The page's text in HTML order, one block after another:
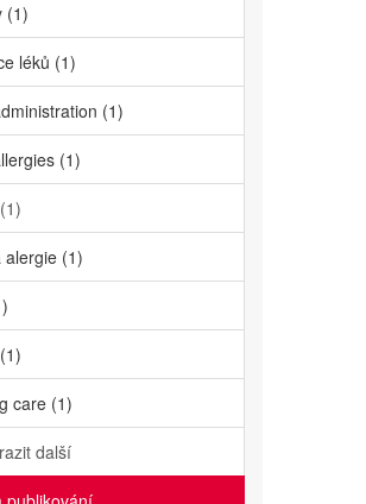
(1)
léků (1)
(1)
(1)
alergie (1)
care (1)
další